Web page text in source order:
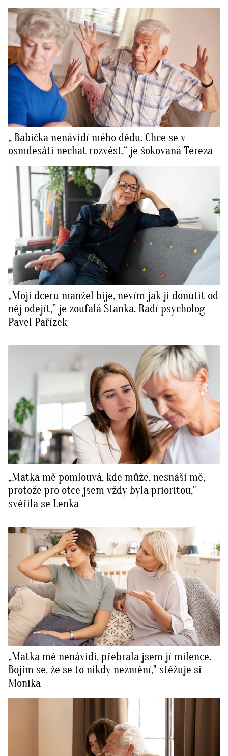
„ Babička nenávidí mého dědu. Chce se v
osmdesáti nechat rozvést,“ je šokovaná Tereza
„Moji dceru manžel bije, nevím jak ji donutit od
něj odejít,” je zoufalá Stanka. Radí psycholog
Pavel Pařízek
„Matka mě pomlouvá, kde může, nesnáší mě,
protože pro otce jsem vždy byla prioritou,"
svěřila se Lenka
„Matka mě nenávidí, přebrala jsem jí milence.
Bojím se, že se to nikdy nezmění," stěžuje si
Monika